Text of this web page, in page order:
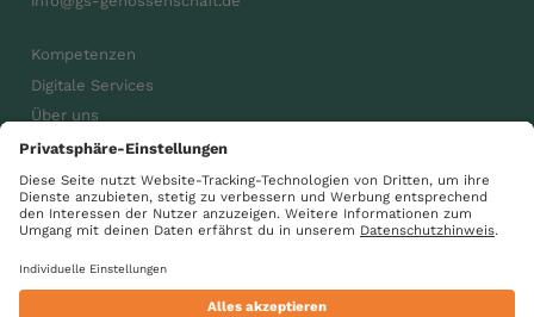
Kompetenzen
Digitale Services
Über uns
Karriere
Aktuelles
gsdiegenossenschaft
GS Gemeinsam wachsen